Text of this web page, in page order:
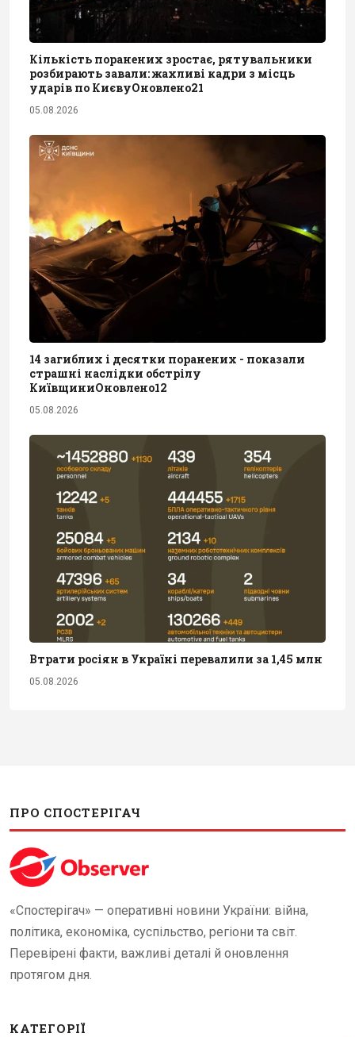
Кількість поранених зростає, рятувальники
розбирають завали: жахливі кадри з місць
ударів по КиєвуОновлено21
05.08.2026
14 загиблих і десятки поранених - показали
страшні наслідки обстрілу
КиївщиниОновлено12
05.08.2026
Втрати росіян в Україні перевалили за 1,45 млн
05.08.2026
ПРО СПОСТЕРІГАЧ
«Спостерігач» — оперативні новини України: війна,
політика, економіка, суспільство, регіони та світ.
Перевірені факти, важливі деталі й оновлення
протягом дня.
КАТЕГОРІЇ